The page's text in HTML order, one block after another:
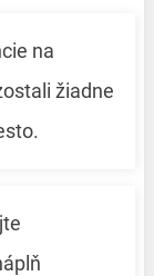
na
žiadne